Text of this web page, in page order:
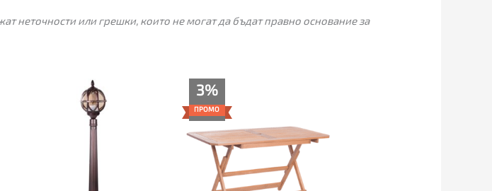
неточности или грешки, които не могат да бъдат правно основание за
3%
ПРОМО
(271.86
лв.).
(264.04
лв.).